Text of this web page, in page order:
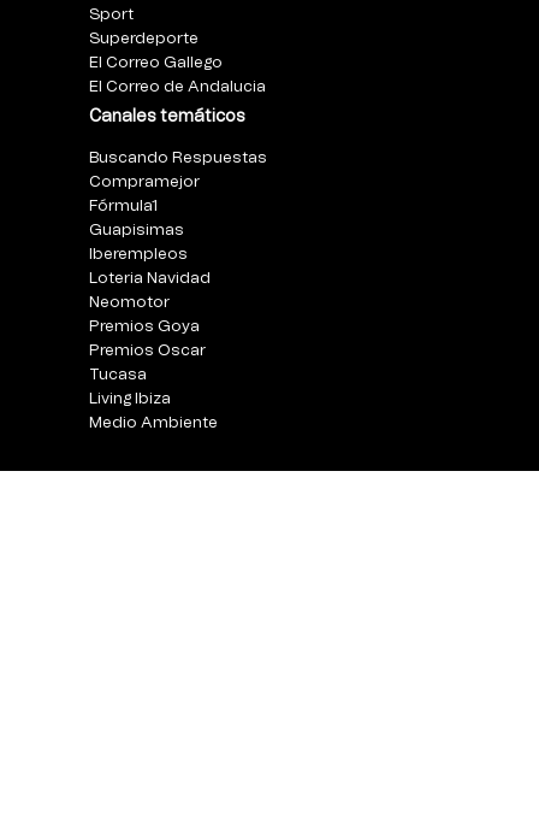
Sport
Superdeporte
El Correo Gallego
El Correo de Andalucia
Canales temáticos
Buscando Respuestas
Compramejor
Fórmula1
Guapisimas
Iberempleos
Loteria Navidad
Neomotor
Premios Goya
Premios Oscar
Tucasa
Living Ibiza
Medio Ambiente